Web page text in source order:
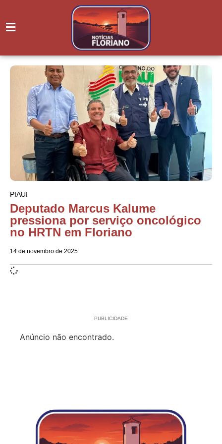
PIAUI
Deputado Marcus Kalume
pressiona por serviço oncológico
no HRTN em Floriano
14 de novembro de 2025
PUBLICIDADE
Anúncio não encontrado.